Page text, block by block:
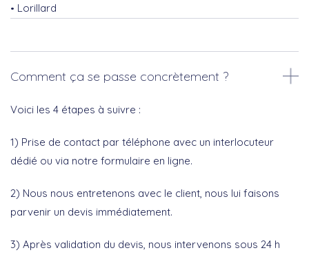
Lorillard
Comment ça se passe concrètement ?
Voici les 4 étapes à suivre :
1) Prise de contact par téléphone avec un interlocuteur
dédié ou via notre formulaire en ligne.
2) Nous nous entretenons avec le client, nous lui faisons
parvenir un devis immédiatement.
3) Après validation du devis, nous intervenons sous 24 h